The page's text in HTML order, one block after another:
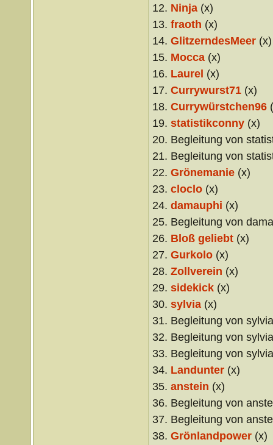
12. Ninja(x)
13. fraoth (x)
14. GlitzerndesMeer(x)
15. Mocca(x)
16. Laurel (x)
17. Currywurst71(x)
18. Currywürstchen96
19. statistikconny(x)
20. Begleitung von
21. Begleitung von
22. Grönemanie(x)
23. cloclo(x)
24. damauphi (x)
25. Begleitung von
26. Bloß geliebt(x)
27. Gurkolo(x)
28. Zollverein (x)
29. sidekick(x)
30. sylvia(x)
31. Begleitung von
32. Begleitung von
33. Begleitung von
34. Landunter(x)
35. anstein (x)
36. Begleitung von
37. Begleitung von
38. Grönlandpower(x)